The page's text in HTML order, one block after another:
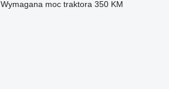
Wymagana moc traktora 350 KM